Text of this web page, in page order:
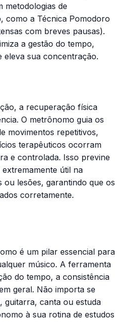
metodologias de
como a Técnica Pomodoro
com breves pausas).
a gestão do tempo,
eleva sua concentração.
a recuperação física
O metrônomo guia os
movimentos repetitivos,
terapêuticos ocorram
e controlada. Isso previne
útil na
lesões, garantindo que os
corretamente.
é um pilar essencial para
músico. A ferramenta
do tempo, a consistência
geral. Não importa se
guitarra, canta ou estuda
à sua rotina de estudos